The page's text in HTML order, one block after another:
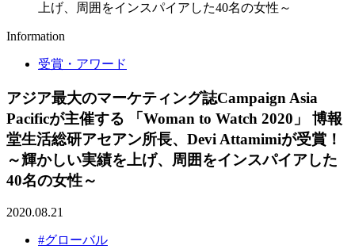
上げ、周囲をインスパイアした40名の女性～
Information
受賞・アワード
アジア最大のマーケティング誌Campaign Asia
Pacificが主催する 「Woman to Watch 2020」 博報
堂生活総研アセアン所長、Devi Attamimiが受賞！
～輝かしい実績を上げ、周囲をインスパイアした
40名の女性～
2020.08.21
#グローバル